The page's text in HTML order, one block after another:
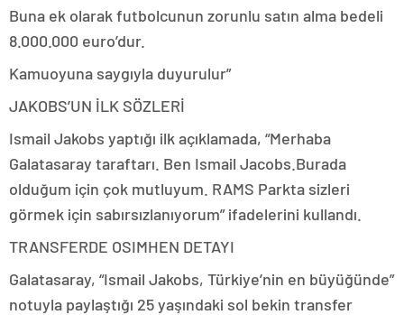
Buna ek olarak futbolcunun zorunlu satın alma bedeli
8.000.000 euro’dur.
Kamuoyuna saygıyla duyurulur”
JAKOBS’UN İLK SÖZLERİ
Ismail Jakobs yaptığı ilk açıklamada, “Merhaba
Galatasaray taraftarı. Ben Ismail Jacobs.Burada
olduğum için çok mutluyum. RAMS Parkta sizleri
görmek için sabırsızlanıyorum” ifadelerini kullandı.
TRANSFERDE OSIMHEN DETAYI
Galatasaray, “Ismail Jakobs, Türkiye’nin en büyüğünde”
notuyla paylaştığı 25 yaşındaki sol bekin transfer